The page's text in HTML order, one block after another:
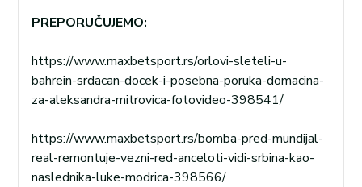
PREPORUČUJEMO:
https://www.maxbetsport.rs/orlovi-sleteli-u-
bahrein-srdacan-docek-i-posebna-poruka-domacina-
za-aleksandra-mitrovica-fotovideo-398541/
https://www.maxbetsport.rs/bomba-pred-mundijal-
real-remontuje-vezni-red-anceloti-vidi-srbina-kao-
naslednika-luke-modrica-398566/